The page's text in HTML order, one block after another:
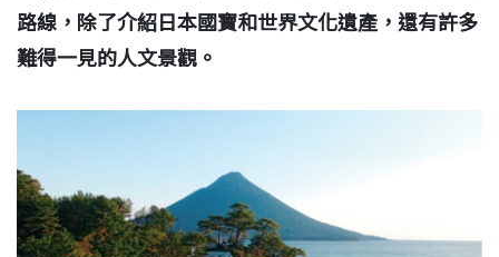
路線，除了介紹日本國寶和世界文化遺產，還有許多
難得一見的人文景觀。